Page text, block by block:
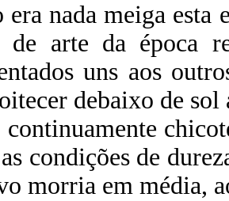
era nada meiga esta
de arte da época
uns aos
debaixo de sol
condições de
morria em média,